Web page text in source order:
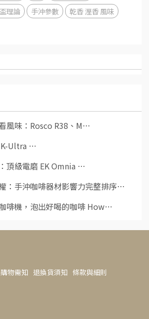
理論 手沖參數
乾香 溼香 風味
風味：Rosco R38、M⋯
K-Ultra ⋯
頂級電磨 EK Omnia ⋯
：手沖咖啡器材影響力完整排序⋯
啡機，泡出好喝的咖啡 How⋯
物需知 退換貨須知 條款與細則